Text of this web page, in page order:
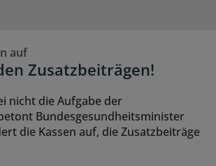
auf
Zusatzbeiträgen!
nicht die Aufgabe der
Bundesgesundheitsminister
die Kassen auf, die Zusatzbeiträge